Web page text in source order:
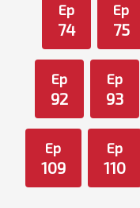
Ep
74
Ep
75
Ep
92
Ep
93
Ep
109
Ep
110